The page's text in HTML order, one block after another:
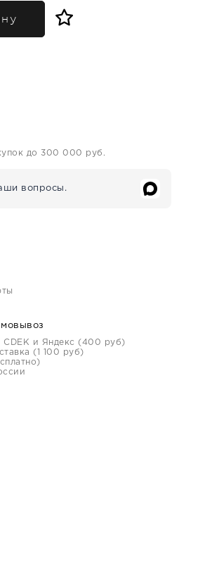
до 300 000 руб.
вопросы.
и Яндекс (400 руб)
(1 100 руб)